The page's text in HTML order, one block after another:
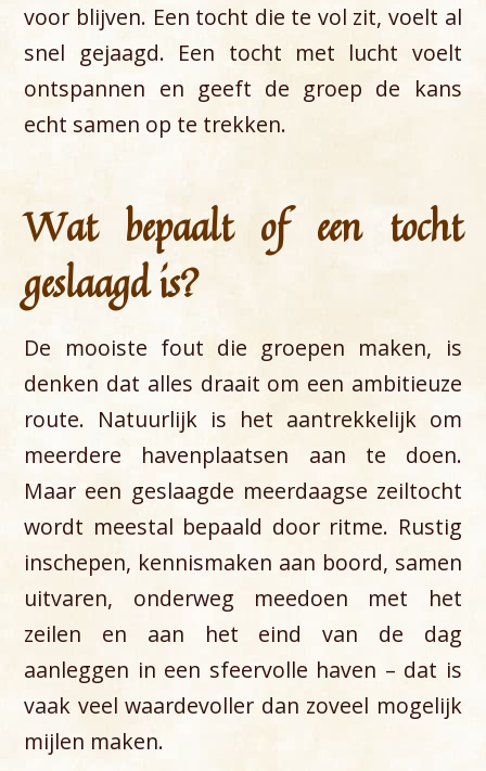
voor blijven. Een tocht die te vol zit, voelt al
snel gejaagd. Een tocht met lucht voelt
ontspannen en geeft de groep de kans
echt samen op te trekken.
Wat bepaalt of een tocht
geslaagd is?
De mooiste fout die groepen maken, is
denken dat alles draait om een ambitieuze
route. Natuurlijk is het aantrekkelijk om
meerdere havenplaatsen aan te doen.
Maar een geslaagde meerdaagse zeiltocht
wordt meestal bepaald door ritme. Rustig
inschepen, kennismaken aan boord, samen
uitvaren, onderweg meedoen met het
zeilen en aan het eind van de dag
aanleggen in een sfeervolle haven – dat is
vaak veel waardevoller dan zoveel mogelijk
mijlen maken.